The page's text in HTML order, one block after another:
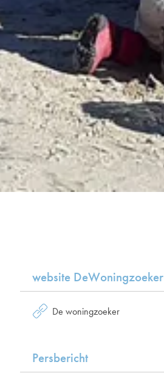
website DeWoningzoeker
De woningzoeker
Persbericht